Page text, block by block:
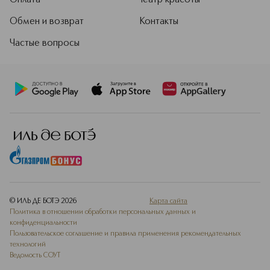
Обмен и возврат
Частые вопросы
Контакты
© ИЛЬ ДЕ БОТЭ 2026
Карта сайта
Политика в отношении обработки персональных данных и
конфиденциальности
Пользовательское соглашение и правила применения рекомендательных
технологий
Ведомость СОУТ